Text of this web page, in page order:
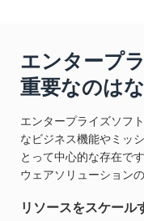
エンタープ
重要なのは
エンタープライズソフ
なビジネス機能やミッ
とって中心的な存在で
ウェアソリューション
リソースをスケール